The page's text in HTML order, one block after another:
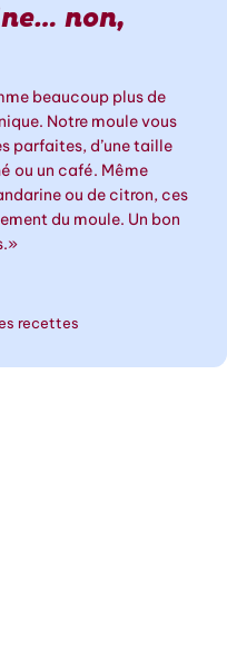
non,
beaucoup plus de
Notre moule vous
parfaites, d’une taille
ou un café. Même
ou de citron, ces
du moule. Un bon
recettes